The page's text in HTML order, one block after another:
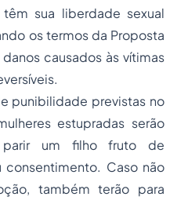
sua liberdade sexual
os termos da Proposta
causados às vítimas
punibilidade previstas no
estupradas serão
um filho fruto de
Caso não
também terão para